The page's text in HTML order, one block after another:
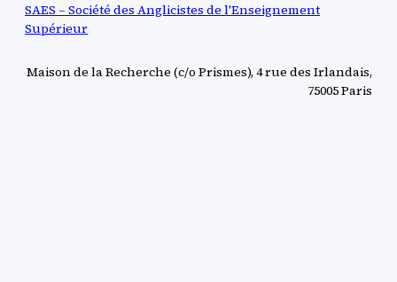
SAES – Société des Anglicistes de l'Enseignement
Supérieur
Maison de la Recherche (c/o Prismes), 4 rue des Irlandais,
75005 Paris